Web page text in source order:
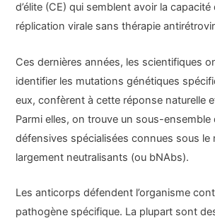
d’élite (CE) qui semblent avoir la
réplication virale sans thérapie
Ces dernières années, les scientifiques
identifier les mutations génétiques
eux, confèrent à cette réponse naturelle
Parmi elles, on trouve un sous-ensemble
défensives spécialisées connues sous le
largement neutralisants (ou bNAbs).
Les anticorps défendent l’organisme
pathogène spécifique. La plupart sont